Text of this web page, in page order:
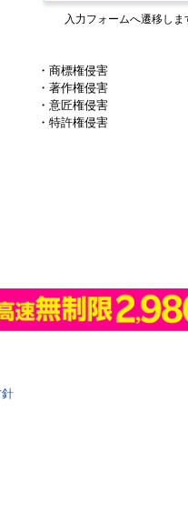
入力フォームへ遷移しま
・商標権侵害
・著作権侵害
・意匠権侵害
・特許権侵害